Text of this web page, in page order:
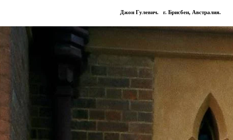
Джон Гулевич. г. Брисбен, Австралия.